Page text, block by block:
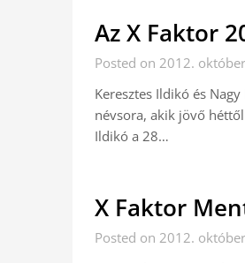
Az X Faktor
Posted on 2012.
Keresztes Ildikó és
névsora, akik jövő
Ildikó a 28…
X Faktor
Posted on 2012.